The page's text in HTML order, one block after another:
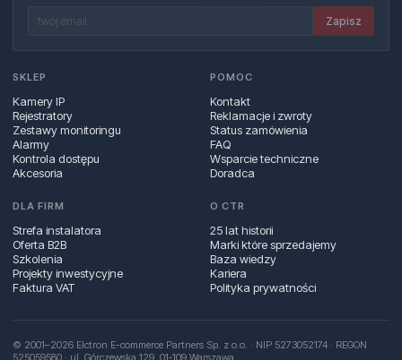
Zapisz
SKLEP
Kamery IP
Rejestratory
Zestawy monitoringu
Alarmy
Kontrola dostępu
Akcesoria
POMOC
Kontakt
Reklamacje i zwroty
Status zamówienia
FAQ
Wsparcie techniczne
Doradca
DLA FIRM
Strefa instalatora
Oferta B2B
Szkolenia
Projekty inwestycyjne
Faktura VAT
O CTR
25 lat historii
Marki które sprzedajemy
Baza wiedzy
Kariera
Polityka prywatności
© 2001–2026 Elctron E-commerce Partners Sp. z o.o. · NIP 5273052174 · REGON
525059580 · ul. Górczewska 129, 01‑109 Warszawa